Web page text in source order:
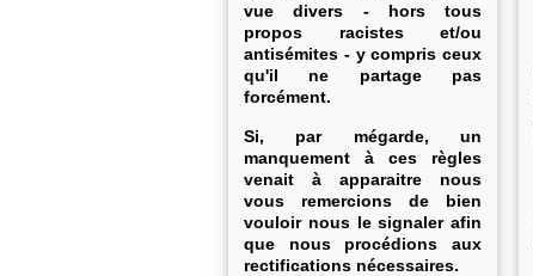
vue divers - hors tous
propos racistes et/ou
antisémites - y compris ceux
qu'il ne partage pas
forcément.
Si, par mégarde, un
manquement à ces règles
venait à apparaitre nous
vous remercions de bien
vouloir nous le signaler afin
que nous procédions aux
rectifications nécessaires.